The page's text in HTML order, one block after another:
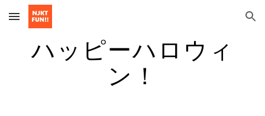
Skip to main content Skip to navigation
ハッピーハロウィ
ン！